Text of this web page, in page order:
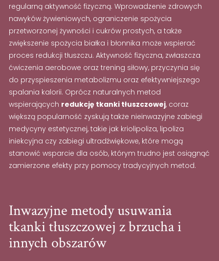
regularną aktywność fizyczną. Wprowadzenie zdrowych
nawyków żywieniowych, ograniczenie spożycia
przetworzonej żywności i cukrów prostych, a także
zwiększenie spożycia białka i błonnika może wspierać
proces redukcji tłuszczu. Aktywność fizyczna, zwłaszcza
ćwiczenia aerobowe oraz trening siłowy, przyczynia się
do przyspieszenia metabolizmu oraz efektywniejszego
spalania kalorii. Oprócz naturalnych metod
wspierających redukcję tkanki tłuszczowej, coraz
większą popularność zyskują także nieinwazyjne zabiegi
medycyny estetycznej, takie jak kriolipoliza, lipoliza
iniekcyjna czy zabiegi ultradźwiękowe, które mogą
stanowić wsparcie dla osób, którym trudno jest osiągnąć
zamierzone efekty przy pomocy tradycyjnych metod.
Inwazyjne metody usuwania
tkanki tłuszczowej z brzucha i
innych obszarów